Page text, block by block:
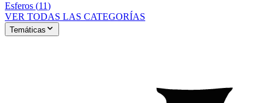
Esferos (11)
VER TODAS LAS CATEGORÍAS
Temáticas